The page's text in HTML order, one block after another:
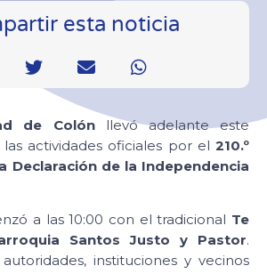
esta noticia
de Colónllevó adelante este
actividades oficiales por el 210.º
Declaración de la Independencia
a las 10:00 con el tradicional Te
Santos Justo y Pastor.
instituciones y vecinos